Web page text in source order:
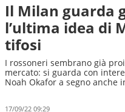
Il Milan guarda
l’ultima idea di
tifosi
I rossoneri sembrano già
mercato: si guarda con
Noah Okafor a segno anche
17/09/22 09:29